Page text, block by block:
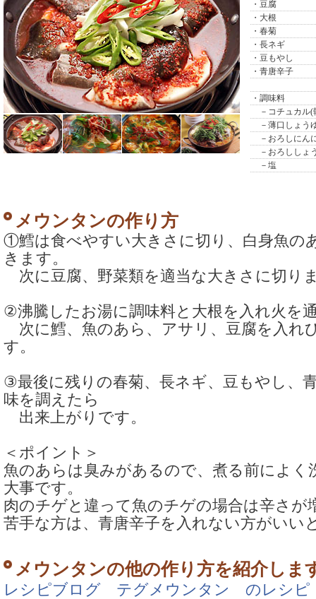
・豆腐
・大根
・春菊
・長ネギ
・豆もやし
・青唐辛子
・調味料
－コチュカル
－薄口しょう
－おろしにん
－おろししょ
－塩
メウンタンの作り方
①鱈は食べやすい大きさに切り、白身魚の
きます。
次に豆腐、野菜類を適当な大きさに切り
②沸騰したお湯に調味料と大根を入れ火を
次に鱈、魚のあら、アサリ、豆腐を入れ
す。
③最後に残りの春菊、長ネギ、豆もやし、
味を調えたら
出来上がりです。
＜ポイント＞
魚のあらは臭みがあるので、煮る前によく
大事です。
肉のチゲと違って魚のチゲの場合は辛さが
苦手な方は、青唐辛子を入れない方がいい
メウンタンの他の作り方を紹介しま
レシピブログ テグメウンタン のレシピ